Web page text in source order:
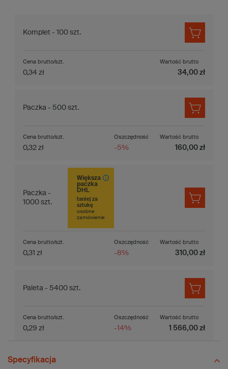
Komplet - 100 szt.
Cena brutto/szt.
0,34 zł
Wartość brutto
34,00 zł
Paczka - 500 szt.
Oszczędność
-5%
Cena brutto/szt.
0,32 zł
Wartość brutto
160,00 zł
Paczka -
1000 szt.
Większa
paczka
DHL
taniej za
sztukę
osobne
zamówienie
Oszczędność
-8%
Cena brutto/szt.
0,31 zł
Wartość brutto
310,00 zł
Paleta - 5400 szt.
Oszczędność
-14%
Cena brutto/szt.
0,29 zł
Wartość brutto
1 566,00 zł
Specyfikacja